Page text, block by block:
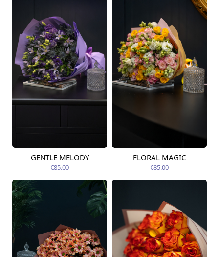
Pieejams šodien
GENTLE MELODY
€85.00
Pieejams šodien
FLORAL MAGIC
€85.00